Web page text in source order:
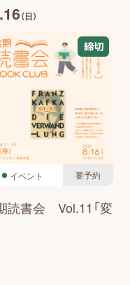
（日）
締切
イベント 要予約
読書会 Vol.11「変